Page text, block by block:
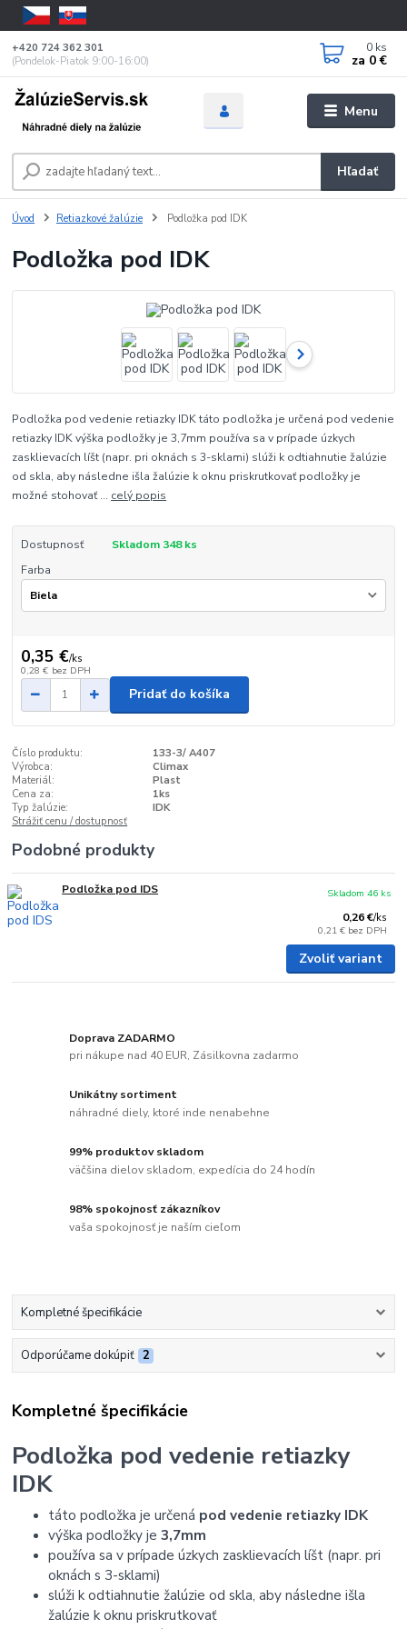
Menu
Hľadať
+420 724 362 301
(Pondelok-Piatok 9:00-16:00)
0 ks
za 0 €
Úvod Retiazkové žalúzie Podložka pod IDK
Podložka pod IDK
Podložka pod vedenie retiazky IDK táto podložka je určená pod vedenie
retiazky IDK výška podložky je 3,7mm používa sa v prípade úzkych
zasklievacích líšt (napr. pri oknách s 3-sklami) slúži k odtiahnutie žalúzie
od skla, aby následne išla žalúzie k oknu priskrutkovať podložky je
možné stohovať ... celý popis
Dostupnosť
Skladom 348 ks
Farba
0,35 €/ks
0,28 € bez DPH
Pridať do košíka
Číslo produktu:
133-3/ A407
Výrobca:
Climax
Materiál:
Plast
Cena za:
1ks
Typ žalúzie:
IDK
Strážiť cenu / dostupnosť
Podobné produkty
Podložka pod IDS
0,26 €/ks
0,21 € bez DPH
Skladom 46 ks
Zvoliť variant
Doprava ZADARMO
pri nákupe nad 40 EUR, Zásilkovna zadarmo
Unikátny sortiment
náhradné diely, ktoré inde nenabehne
99% produktov skladom
väčšina dielov skladom, expedícia do 24 hodín
98% spokojnosť zákazníkov
vaša spokojnosť je naším cieľom
Kompletné špecifikácie
Odporúčame dokúpiť 2
Kompletné špecifikácie
Podložka pod vedenie retiazky
IDK
táto podložka je určená pod vedenie retiazky IDK
výška podložky je3,7mm
používa sa v prípade úzkych zasklievacích líšt (napr. pri
oknách s 3-sklami)
slúži k odtiahnutie žalúzie od skla, aby následne išla
žalúzie k oknu priskrutkovať